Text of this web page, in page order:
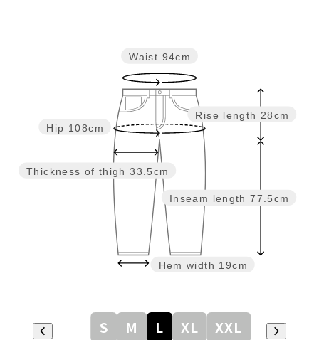
Inseam length 77.5cm
Rise length 28cm
Hem width 19cm
Thickness of thigh 33.5cm
Hip 108cm
Waist 94cm
S M L XL XXL